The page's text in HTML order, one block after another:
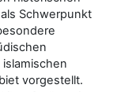
Schwerpunkt
vorgestellt.